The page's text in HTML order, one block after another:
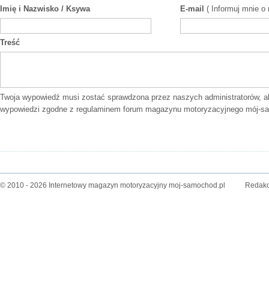
Imię i Nazwisko / Ksywa E-mail ( Informuj mnie o
Treść
Twoja wypowiedź musi zostać sprawdzona przez naszych administratorów,
wypowiedzi zgodne z regulaminem forum magazynu motoryzacyjnego mój-
© 2010 - 2026 Internetowy magazyn motoryzacyjny moj-samochod.pl